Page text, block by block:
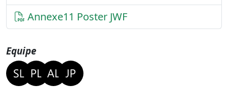
Annexe11 Poster JWF
Equipe